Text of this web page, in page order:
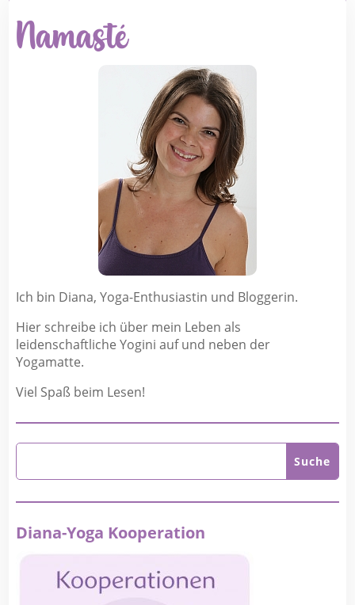
Namasté
Ich bin Diana, Yoga-Enthusiastin und Bloggerin.
Hier schreibe ich über mein Leben als
leidenschaftliche Yogini auf und neben der
Yogamatte.
Viel Spaß beim Lesen!
Diana-Yoga Kooperation